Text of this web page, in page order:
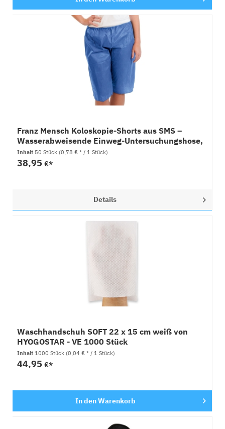
Franz Mensch Koloskopie-Shorts aus SMS –
Wasserabweisende Einweg-Untersuchungshose,
1x50 Stück
Inhalt 50 Stück (0,78 € * / 1 Stück)
38,95€*
Details
Waschhandschuh SOFT 22 x 15 cm weiß von
HYOGOSTAR - VE 1000 Stück
Inhalt1000 Stück (0,04 € * / 1 Stück)
44,95€*
In denWarenkorb